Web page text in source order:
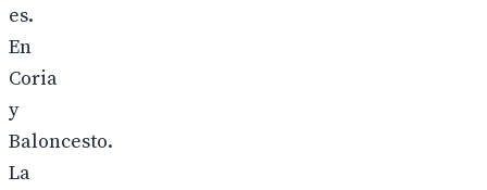
es.
En
Coria
y
Baloncesto.
La